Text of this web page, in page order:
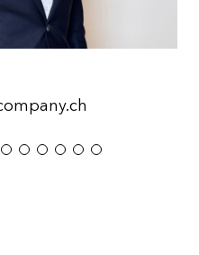
7 8 9 101112